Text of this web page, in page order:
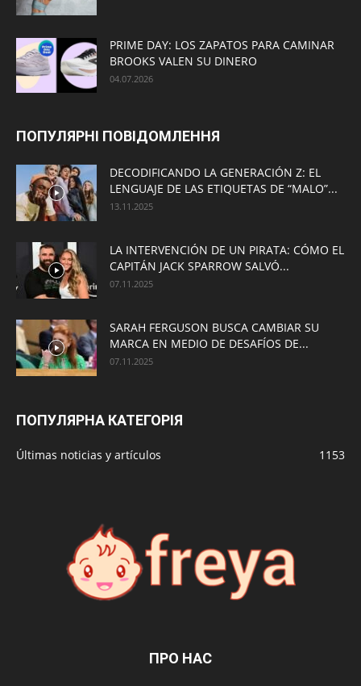
PRIME DAY: LOS ZAPATOS PARA CAMINAR
BROOKS VALEN SU DINERO
04.07.2026
ПОПУЛЯРНІ ПОВІДОМЛЕННЯ
DECODIFICANDO LA GENERACIÓN Z: EL
LENGUAJE DE LAS ETIQUETAS DE “MALO”...
13.11.2025
LA INTERVENCIÓN DE UN PIRATA: CÓMO EL
CAPITÁN JACK SPARROW SALVÓ...
07.11.2025
SARAH FERGUSON BUSCA CAMBIAR SU
MARCA EN MEDIO DE DESAFÍOS DE...
07.11.2025
ПОПУЛЯРНА КАТЕГОРІЯ
Últimas noticias y artículos 1153
ПРО НАС